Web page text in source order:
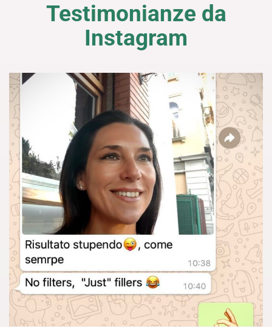
Testimonianze da
Instagram
dr.antonio.tambuscio
Lug 13